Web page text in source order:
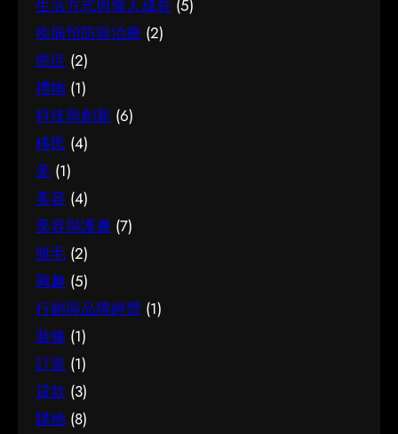
生活方式與個人成長 (5)
疾病預防與治療 (2)
癌症 (2)
禮物 (1)
科技與創新 (6)
移民 (4)
美 (1)
美容 (4)
美容與護膚 (7)
脫毛 (2)
興趣 (5)
行銷與品牌經營 (1)
裝修 (1)
訂造 (1)
貸款 (3)
購物 (8)